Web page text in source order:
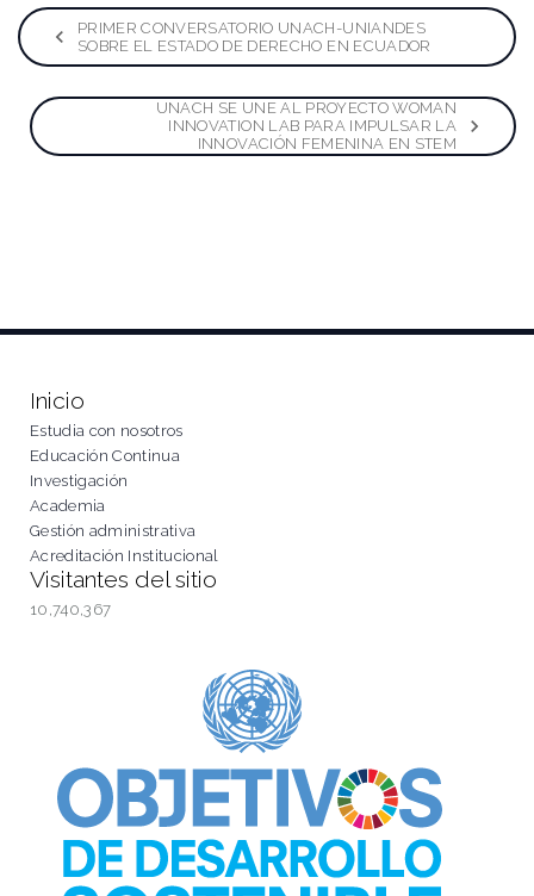
Navegación
de
entradas
PRIMER CONVERSATORIO UNACH-UNIANDES
SOBRE EL ESTADO DE DERECHO EN ECUADOR
UNACH SE UNE AL PROYECTO WOMAN
INNOVATION LAB PARA IMPULSAR LA
INNOVACIÓN FEMENINA EN STEM
Inicio
Estudia con nosotros
Educación Continua
Investigación
Academia
Gestión administrativa
Acreditación Institucional
Visitantes del sitio
10,740,367